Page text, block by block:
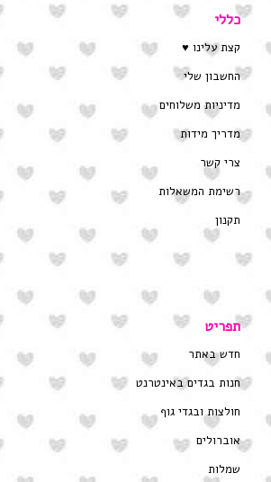
כללי
קצת עלינו ♥
החשבון שלי
מדיניות משלוחים
מדריך מידות
צרי קשר
רשימת המשאלות
תקנון
תפריט
חדש באתר
חנות בגדים באינטרנט
חולצות ובגדי גוף
אוברולים
שמלות